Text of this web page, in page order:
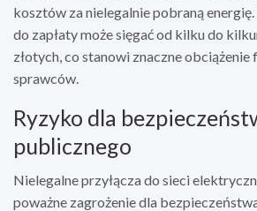
kosztów za nielegalnie pobraną energię.
do zapłaty może sięgać od kilku do
złotych, co stanowi znaczne obciążenie
sprawców.
Ryzyko dla
publicznego
Nielegalne przyłącza do sieci
poważne zagrożenie dla